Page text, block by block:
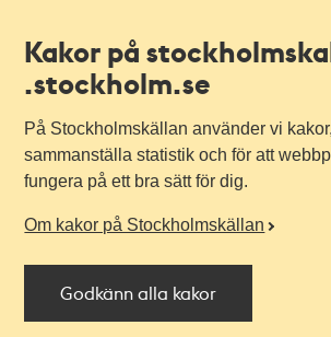
Kakor på
.stockholm.se
På Stockholmskällan använder vi
sammanställa statistik och för att
fungera på ett bra sätt för dig.
Om kakor på Stockholmskällan
Godkänn alla kakor